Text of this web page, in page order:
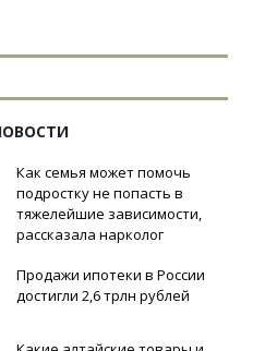
Как семья может помочь
подростку не попасть в
тяжелейшие зависимости,
рассказала нарколог
Продажи ипотеки в России
достигли 2,6 трлн рублей